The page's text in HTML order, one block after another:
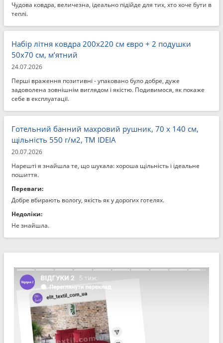
Чудова ковдра, величезна, ідеально підійде для тих, хто хоче бути в
теплі.
Набір літня ковдра 200x220 см євро + 2 подушки
50x70 см, м’ятний
24.07.2026
Перші враження позитивні - упаковано було добре, дуже
задоволена зовнішнім виглядом і якістю. Подивимося, як покаже
себе в експлуатації.
Готельний банний махровий рушник, 70 x 140 см,
щільність 550 г/м2, ТМ IDEIA
20.07.2026
Нарешті я знайшла те, що шукала: хороша щільність і ідеальне
пошиття.
Переваги:
Добре вбирають вологу, якість як у дорогих готелях.
Недоліки:
Не знайшла.